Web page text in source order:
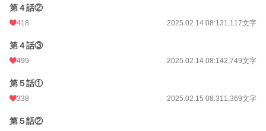
第４話②
418 2025.02.14 08:131,117文字
第４話③
499 2025.02.14 08:142,749文字
第５話①
338 2025.02.15 08:311,369文字
第５話②